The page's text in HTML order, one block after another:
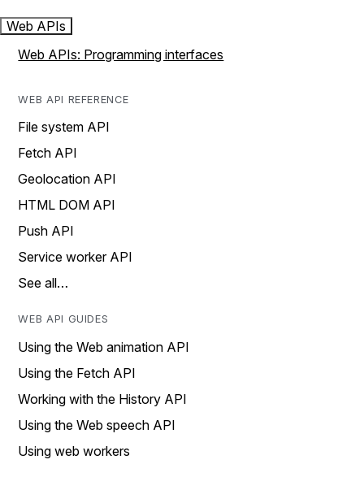
Web APIs
Web APIs: Programming interfaces
WEB API REFERENCE
File system API
Fetch API
Geolocation API
HTML DOM API
Push API
Service worker API
See all…
WEB API GUIDES
Using the Web animation API
Using the Fetch API
Working with the History API
Using the Web speech API
Using web workers